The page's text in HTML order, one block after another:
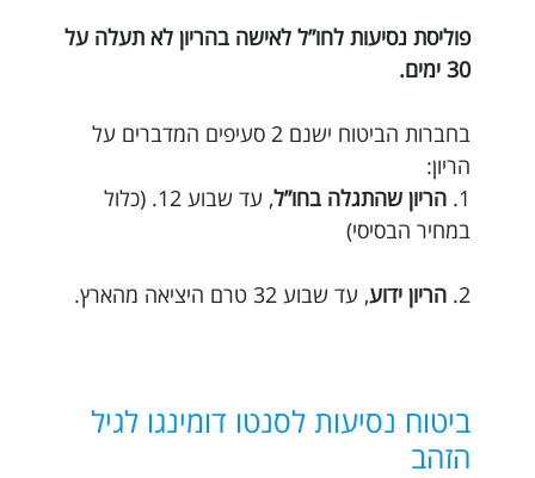
פוליסת נסיעות לחו”ל לאישה בהריון לא תעלה על
30 ימים.
בחברות הביטוח ישנם 2 סעיפים המדברים על
הריון:
1. הריון שהתגלה בחו”ל
, עד שבוע 12. (כלול
במחיר הבסיסי)
2. הריון ידוע, עד שבוע 32 טרם היציאה מהארץ.
ביטוח נסיעות לסנטו דומינגו לגיל
הזהב